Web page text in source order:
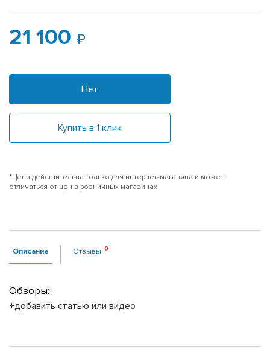
21 100
Нет
Купить в 1 клик
*Цена действительна только для интернет-магазина и может
отличаться от цен в розничных магазинах
Описание Отзывы
Обзоры:
+добавить статью или видео